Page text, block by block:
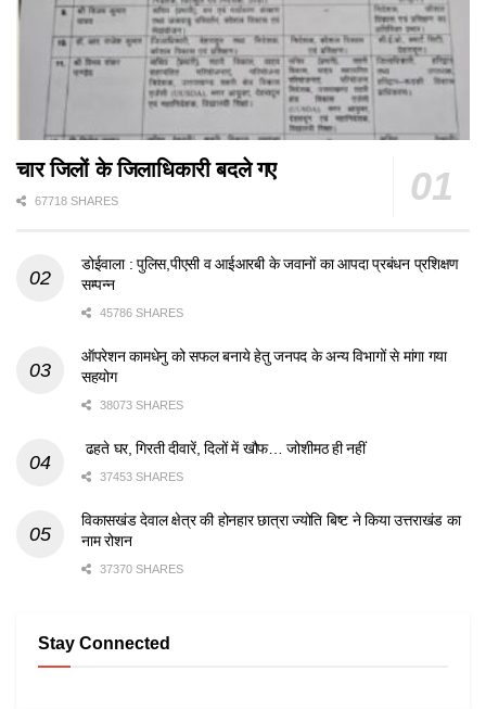
चार जिलों के जिलाधिकारी बदले गए
67718 SHARES
डोईवाला : पुलिस,पीएसी व आईआरबी के जवानों का आपदा प्रबंधन प्रशिक्षण
सम्पन्न
45786 SHARES
ऑपरेशन कामधेनु को सफल बनाये हेतु जनपद के अन्य विभागों से मांगा गया
सहयोग
38073 SHARES
ढहते घर, गिरती दीवारें, दिलों में खौफ… जोशीमठ ही नहीं
37453 SHARES
विकासखंड देवाल क्षेत्र की होनहार छात्रा ज्योति बिष्ट ने किया उत्तराखंड का
नाम रोशन
37370 SHARES
Stay Connected